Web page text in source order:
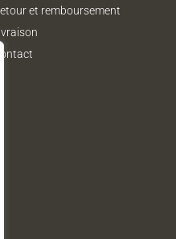
et remboursement
Contact